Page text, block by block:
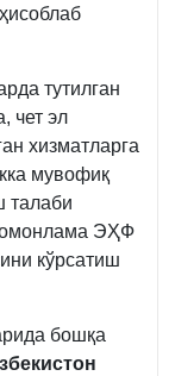
тутилган
чет эл
хизматларга
мувофиқ
талаби
ЭҲФ
кўрсатиш
бошқа